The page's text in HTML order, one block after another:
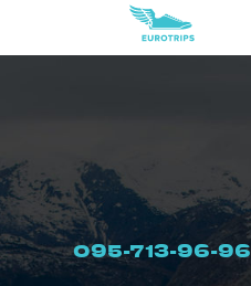
095-713-96-96